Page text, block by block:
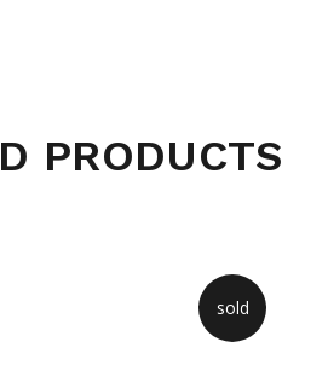
PRODUCTS
sold